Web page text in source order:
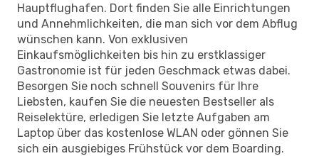
Hauptflughafen. Dort finden Sie alle Einrichtungen
und Annehmlichkeiten, die man sich vor dem Abflug
wünschen kann. Von exklusiven
Einkaufsmöglichkeiten bis hin zu erstklassiger
Gastronomie ist für jeden Geschmack etwas dabei.
Besorgen Sie noch schnell Souvenirs für Ihre
Liebsten, kaufen Sie die neuesten Bestseller als
Reiselektüre, erledigen Sie letzte Aufgaben am
Laptop über das kostenlose WLAN oder gönnen Sie
sich ein ausgiebiges Frühstück vor dem Boarding.